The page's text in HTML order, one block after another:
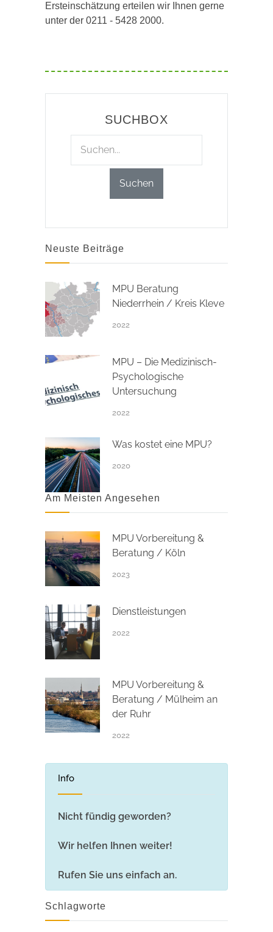
Ersteinschätzung erteilen wir Ihnen gerne
unter der 0211 - 5428 2000.
SUCHBOX
Neuste Beiträge
MPU Beratung
Niederrhein / Kreis Kleve
2022
MPU – Die Medizinisch-
Psychologische
Untersuchung
2022
Was kostet eine MPU?
2020
Am Meisten Angesehen
MPU Vorbereitung &
Beratung / Köln
2023
Dienstleistungen
2022
MPU Vorbereitung &
Beratung / Mülheim an
der Ruhr
2022
Info
Nicht fündig geworden?
Wir helfen Ihnen weiter!
Rufen Sie uns einfach an.
Schlagworte